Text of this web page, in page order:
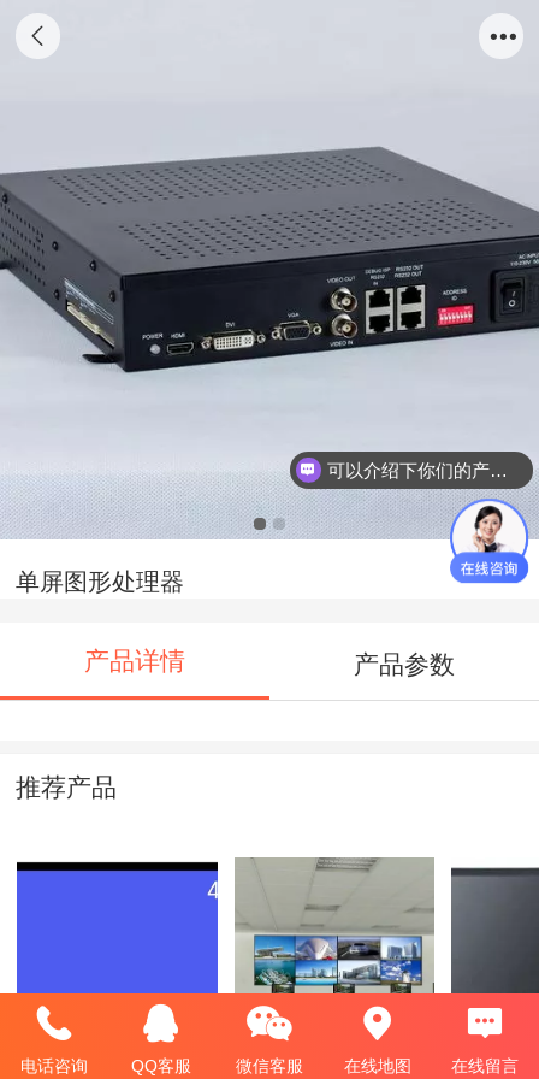
单屏图形处理器
产品详情 产品参数
推荐产品
43寸液晶监视器
55寸液晶拼接屏监
控显示中心
65"液晶
电话咨询 QQ客服 微信客服 在线地图 在线留言
可以介绍下你们的产品么